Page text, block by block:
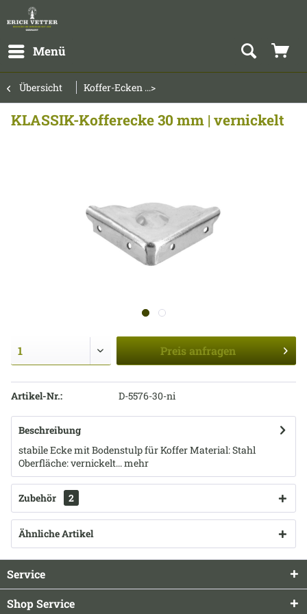
Menü
Übersicht Koffer-Ecken ...>
KLASSIK-Kofferecke 30 mm | vernickelt
Preis anfragen
Artikel-Nr.: D-5576-30-ni
Beschreibung
stabile Ecke mit Bodenstulp für Koffer Material: Stahl
Oberfläche: vernickelt...mehr
Zubehör 2
Ähnliche Artikel
Service
Shop Service